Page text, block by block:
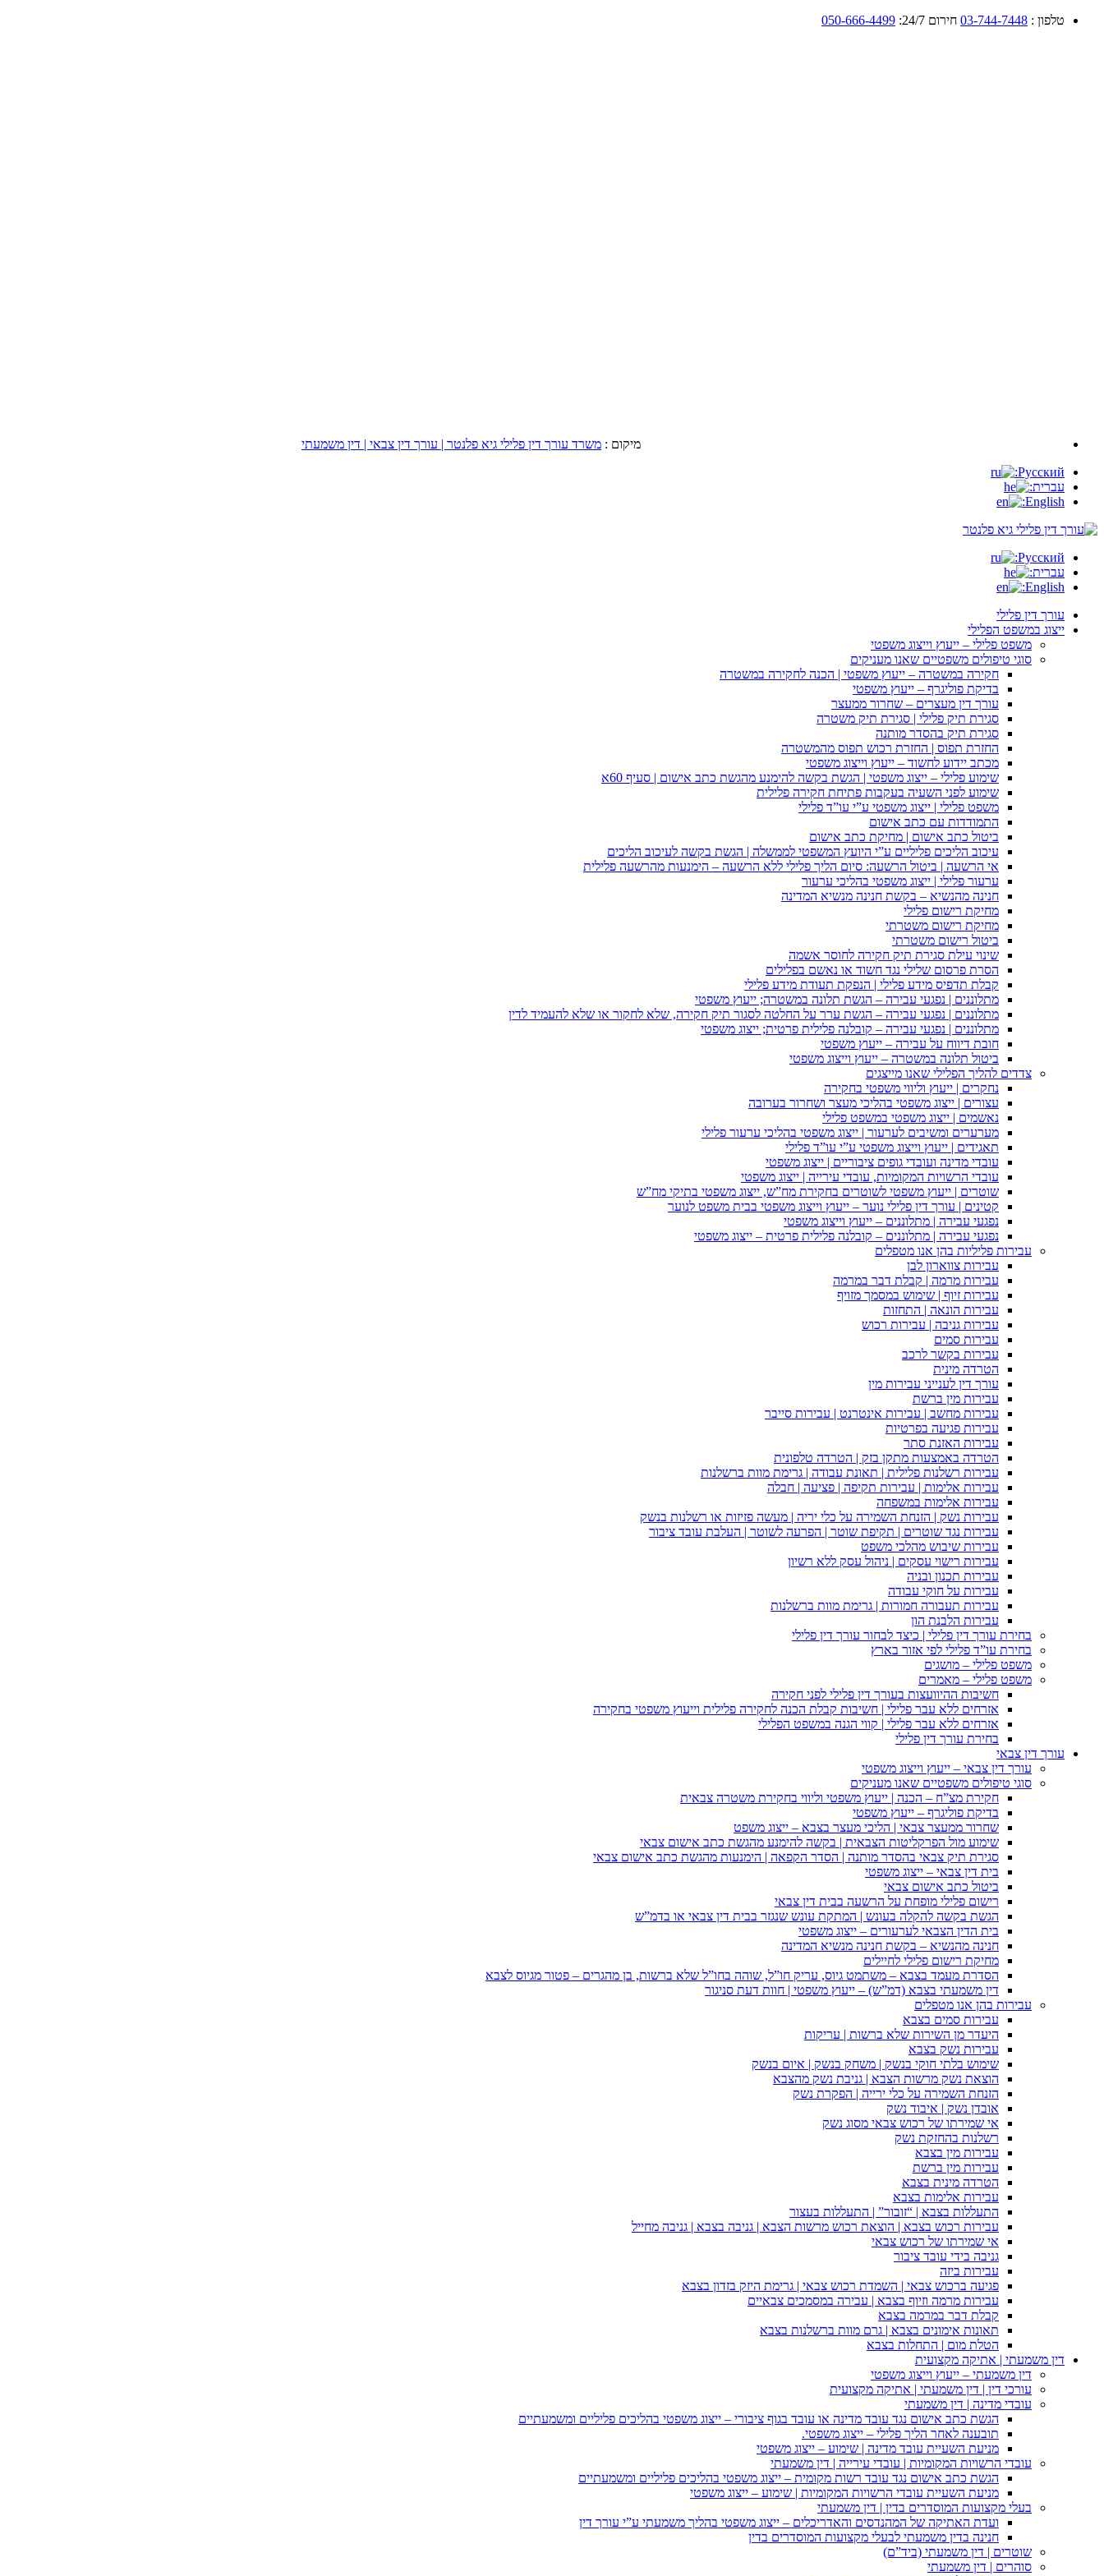
טלפון : 03-744-7448 חירום 24/7: 050-666-4499
מיקום : משרד עורך דין פלילי גיא פלנטר | עורך דין צבאי | דין משמעתי
Русский:
עברית:
English:
Русский:
עברית:
English:
עורך דין פלילי
ייצוג במשפט הפלילי
משפט פלילי – ייעוץ וייצוג משפטי
סוגי טיפולים משפטיים שאנו מעניקים
חקירה במשטרה – ייעוץ משפטי | הכנה לחקירה במשטרה
בדיקת פוליגרף – ייעוץ משפטי
עורך דין מעצרים – שחרור ממעצר
סגירת תיק פלילי | סגירת תיק משטרה
סגירת תיק בהסדר מותנה
החזרת תפוס | החזרת רכוש תפוס מהמשטרה
מכתב יידוע לחשוד – ייעוץ וייצוג משפטי
שימוע פלילי – ייצוג משפטי | הגשת בקשה להימנע מהגשת כתב אישום | סעיף 60א
שימוע לפני השעיה בעקבות פתיחת חקירה פלילית
משפט פלילי | ייצוג משפטי ע”י עו”ד פלילי
התמודדות עם כתב אישום
ביטול כתב אישום | מחיקת כתב אישום
עיכוב הליכים פליליים ע”י היועץ המשפטי לממשלה | הגשת בקשה לעיכוב הליכים
אי הרשעה | ביטול הרשעה: סיום הליך פלילי ללא הרשעה – הימנעות מהרשעה פלילית
ערעור פלילי | ייצוג משפטי בהליכי ערעור
חנינה מהנשיא – בקשת חנינה מנשיא המדינה
מחיקת רישום פלילי
מחיקת רישום משטרתי
ביטול רישום משטרתי
שינוי עילת סגירת תיק חקירה לחוסר אשמה
הסרת פרסום שלילי נגד חשוד או נאשם בפלילים
קבלת תדפיס מידע פלילי | הנפקת תעודת מידע פלילי
מתלוננים | נפגעי עבירה – הגשת תלונה במשטרה; ייעוץ משפטי
מתלוננים | נפגעי עבירה – הגשת ערר על החלטה לסגור תיק חקירה, שלא לחקור או שלא להעמיד לדין
מתלוננים | נפגעי עבירה – קובלנה פלילית פרטית; ייצוג משפטי
חובת דיווח על עבירה – ייעוץ משפטי
ביטול תלונה במשטרה – ייעוץ וייצוג משפטי
צדדים להליך הפלילי שאנו מייצגים
נחקרים | ייעוץ וליווי משפטי בחקירה
עצורים | ייצוג משפטי בהליכי מעצר ושחרור בערובה
נאשמים | ייצוג משפטי במשפט פלילי
מערערים ומשיבים לערעור | ייצוג משפטי בהליכי ערעור פלילי
תאגידים | ייעוץ וייצוג משפטי ע”י עו”ד פלילי
עובדי מדינה ועובדי גופים ציבוריים | ייצוג משפטי
עובדי הרשויות המקומיות, עובדי עירייה | ייצוג משפטי
שוטרים | ייעוץ משפטי לשוטרים בחקירת מח”ש, ייצוג משפטי בתיקי מח”ש
קטינים | עורך דין פלילי נוער – ייעוץ וייצוג משפטי בבית משפט לנוער
נפגעי עבירה | מתלוננים – ייעוץ וייצוג משפטי
נפגעי עבירה | מתלוננים – קובלנה פלילית פרטית – ייצוג משפטי
עבירות פליליות בהן אנו מטפלים
עבירות צווארון לבן
עבירות מרמה | קבלת דבר במרמה
עבירות זיוף | שימוש במסמך מזויף
עבירות הונאה | התחזות
עבירות גניבה | עבירות רכוש
עבירות סמים
עבירות בקשר לרכב
הטרדה מינית
עורך דין לענייני עבירות מין
עבירות מין ברשת
עבירות מחשב | עבירות אינטרנט | עבירות סייבר
עבירות פגיעה בפרטיות
עבירות האזנת סתר
הטרדה באמצעות מתקן בזק | הטרדה טלפונית
עבירות רשלנות פלילית | תאונת עבודה | גרימת מוות ברשלנות
עבירות אלימות | עבירות תקיפה | פציעה | חבלה
עבירות אלימות במשפחה
עבירות נשק | הזנחת השמירה על כלי יריה | מעשה פזיזות או רשלנות בנשק
עבירות נגד שוטרים | תקיפת שוטר | הפרעה לשוטר | העלבת עובד ציבור
עבירות שיבוש מהלכי משפט
עבירות רישוי עסקים | ניהול עסק ללא רשיון
עבירות תכנון ובניה
עבירות על חוקי עבודה
עבירות תעבורה חמורות | גרימת מוות ברשלנות
עבירות הלבנת הון
בחירת עורך דין פלילי | כיצד לבחור עורך דין פלילי
בחירת עו”ד פלילי לפי אזור בארץ
משפט פלילי – מושגים
משפט פלילי – מאמרים
חשיבות ההיוועצות בעורך דין פלילי לפני חקירה
אזרחים ללא עבר פלילי | חשיבות קבלת הכנה לחקירה פלילית וייעוץ משפטי בחקירה
אזרחים ללא עבר פלילי | קווי הגנה במשפט הפלילי
בחירת עורך דין פלילי
עורך דין צבאי
עורך דין צבאי – ייעוץ וייצוג משפטי
סוגי טיפולים משפטיים שאנו מעניקים
חקירת מצ”ח – הכנה | ייעוץ משפטי וליווי בחקירת משטרה צבאית
בדיקת פוליגרף – ייעוץ משפטי
שחרור ממעצר צבאי | הליכי מעצר בצבא – ייצוג משפט
שימוע מול הפרקליטות הצבאית | בקשה להימנע מהגשת כתב אישום צבאי
סגירת תיק צבאי בהסדר מותנה | הסדר הקפאה | הימנעות מהגשת כתב אישום צבאי
בית דין צבאי – ייצוג משפטי
ביטול כתב אישום צבאי
רישום פלילי מופחת על הרשעה בבית דין צבאי
הגשת בקשה להקלה בעונש | המתקת עונש שנגזר בבית דין צבאי או בדמ”ש
בית הדין הצבאי לערעורים – ייצוג משפטי
חנינה מהנשיא – בקשת חנינה מנשיא המדינה
מחיקת רישום פלילי לחיילים
הסדרת מעמד בצבא – משתמט גיוס, עריק חו”ל, שוהה בחו”ל שלא ברשות, בן מהגרים – פטור מגיוס לצבא
דין משמעתי בצבא (דמ”ש) – ייעוץ משפטי | חוות דעת סניגור
עבירות בהן אנו מטפלים
עבירות סמים בצבא
היעדר מן השירות שלא ברשות | עריקות
עבירות נשק בצבא
שימוש בלתי חוקי בנשק | משחק בנשק | איום בנשק
הוצאת נשק מרשות הצבא | גניבת נשק מהצבא
הזנחת השמירה על כלי ירייה | הפקרת נשק
אובדן נשק | איבוד נשק
אי שמירתו של רכוש צבאי מסוג נשק
רשלנות בהחזקת נשק
עבירות מין בצבא
עבירות מין ברשת
הטרדה מינית בצבא
עבירות אלימות בצבא
התעללות בצבא | “זובור” | התעללות בעצור
עבירות רכוש בצבא | הוצאת רכוש מרשות הצבא | גניבה בצבא | גניבה מחייל
אי שמירתו של רכוש צבאי
גניבה בידי עובד ציבור
עבירות ביזה
פגיעה ברכוש צבאי | השמדת רכוש צבאי | גרימת היזק בזדון בצבא
עבירות מרמה וזיוף בצבא | עבירה במסמכים צבאיים
קבלת דבר במרמה בצבא
תאונות אימונים בצבא | גרם מוות ברשלנות בצבא
הטלת מום | התחלות בצבא
דין משמעתי | אתיקה מקצועית
דין משמעתי – ייעוץ וייצוג משפטי
עורכי דין | דין משמעתי | אתיקה מקצועית
עובדי מדינה | דין משמעתי
הגשת כתב אישום נגד עובד מדינה או עובד בגוף ציבורי – ייצוג משפטי בהליכים פליליים ומשמעתיים
תובענה לאחר הליך פלילי – ייצוג משפטי.
מניעת השעיית עובד מדינה | שימוע – ייצוג משפטי
עובדי הרשויות המקומיות | עובדי עירייה | דין משמעתי
הגשת כתב אישום נגד עובד רשות מקומית – ייצוג משפטי בהליכים פליליים ומשמעתיים
מניעת השעיית עובדי הרשויות המקומיות | שימוע – ייצוג משפטי
בעלי מקצועות המוסדרים בדין | דין משמעתי
ועדת האתיקה של המהנדסים והאדריכלים – ייצוג משפטי בהליך משמעתי ע”י עורך דין
חנינה בדין משמעתי לבעלי מקצועות המוסדרים בדין
שוטרים | דין משמעתי (ביד”ם)
סוהרים | דין משמעתי